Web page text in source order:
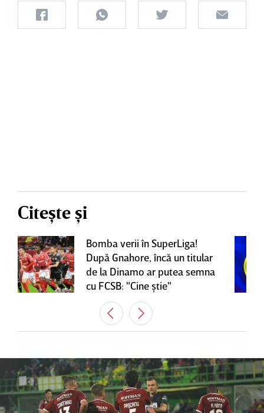
Citește și
Bomba verii în SuperLiga!
După Gnahore, încă un titular
de la Dinamo ar putea semna
cu FCSB: "Cine ştie"